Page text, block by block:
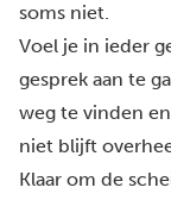
soms niet.
Voel je in ieder
gesprek aan te
weg te vinden
niet blijft
Klaar om de